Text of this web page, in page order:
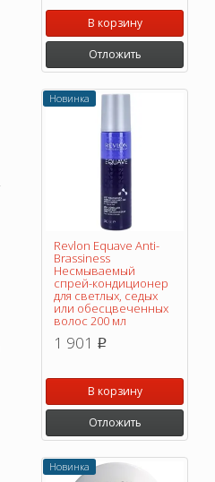
В корзину
Отложить
Новинка
Revlon Equave Anti-
Brassiness
Несмываемый
спрей-кондиционер
для светлых, седых
или обесцвеченных
волос 200 мл
1 901 p
В корзину
Отложить
Новинка